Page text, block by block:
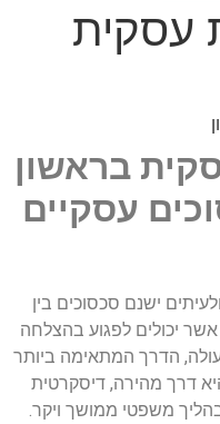
עסקית
בראשון
עסקיים
ישנם סכסוכים בין
יכולים לפגוע בהצלחה
הדרך המתאימה ביותר
דרך מהירה, דיסקרטית
משפטי ממושך ויקר.